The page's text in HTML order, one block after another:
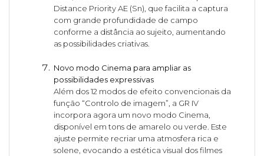
Distance Priority AE (Sn), que facilita a captura
com grande profundidade de campo
conforme a distância ao sujeito, aumentando
as possibilidades criativas.
Novo modo Cinema para ampliar as
possibilidades expressivas
Além dos 12 modos de efeito convencionais da
função “Controlo de imagem”, a GR IV
incorpora agora um novo modo Cinema,
disponível em tons de amarelo ou verde. Este
ajuste permite recriar uma atmosfera rica e
solene, evocando a estética visual dos filmes